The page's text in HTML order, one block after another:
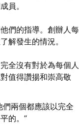
員。
們的指導。創辦人每
解發生的情況。
全沒有對於為每個人
值得讚揚和崇高敬
兩個都應該以完全
的。”